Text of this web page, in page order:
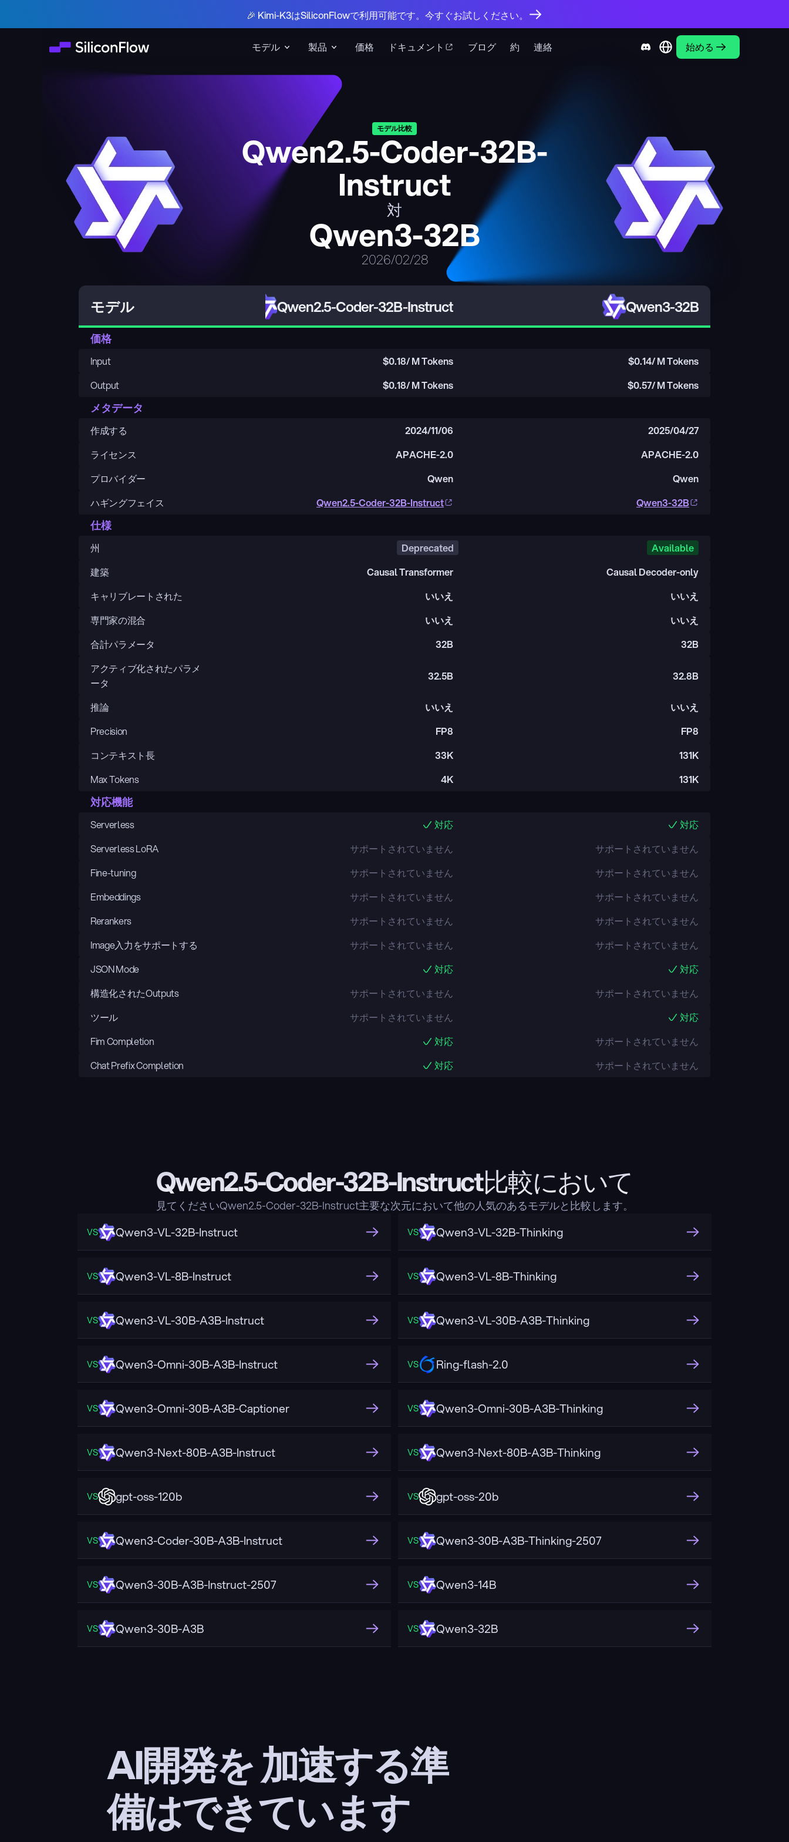
モデル 製品 価格 ドキュメント ブログ 約 連絡 始める
🎉 Kimi-K3はSiliconFlowで利用可能です。今すぐお試しください。
モデル比較
Qwen2.5-Coder-32B-
Instruct
対
Qwen3-32B
2026/02/28
モデル Qwen2.5-Coder-32B-Instruct Qwen3-32B
価格
Input $0.18/ M Tokens $0.14/ M Tokens
Output
$0.18/ M Tokens $0.57/ M Tokens
メタデータ
作成する 2024/11/06
2025/04/27
ライセンス
APACHE-2.0
APACHE-2.0
プロバイダー
Qwen
Qwen
ハギングフェイス
Qwen2.5-Coder-32B-Instruct Qwen3-32B
仕様
州 Deprecated
Available
建築
Causal Transformer
Causal Decoder-only
キャリブレートされた
いいえ
いいえ
専門家の混合
いいえ
いいえ
合計パラメータ
32B
32B
アクティブ化されたパラメ
ータ
32.5B 32.8B
推論 いいえ
いいえ
Precision
FP8
FP8
コンテキスト長
33K
131K
Max Tokens
4K 131K
対応機能
Serverless 対応
対応
Serverless LoRA
サポートされていません
サポートされていません
Fine-tuning
サポートされていません
サポートされていません
Embeddings
サポートされていません
サポートされていません
Rerankers
サポートされていません
サポートされていません
Image入力をサポートする
サポートされていません
サポートされていません
JSON Mode
対応
対応
構造化されたOutputs
サポートされていません
サポートされていません
ツール
サポートされていません
対応
Fim Completion
対応
サポートされていません
Chat Prefix Completion
対応 サポートされていません
Qwen2.5-Coder-32B-Instruct比較において
見てくださいQwen2.5-Coder-32B-Instruct主要な次元において他の人気のあるモデルと比較します。
VS Qwen3-VL-32B-Instruct VS Qwen3-VL-32B-Thinking
VS Qwen3-VL-8B-Instruct VS Qwen3-VL-8B-Thinking
VS Qwen3-VL-30B-A3B-Instruct VS Qwen3-VL-30B-A3B-Thinking
VS Qwen3-Omni-30B-A3B-Instruct VS Ring-flash-2.0
VS Qwen3-Omni-30B-A3B-Captioner VS Qwen3-Omni-30B-A3B-Thinking
VS Qwen3-Next-80B-A3B-Instruct VS Qwen3-Next-80B-A3B-Thinking
VS gpt-oss-120b VS gpt-oss-20b
VS Qwen3-Coder-30B-A3B-Instruct VS Qwen3-30B-A3B-Thinking-2507
VS Qwen3-30B-A3B-Instruct-2507 VS Qwen3-14B
VS Qwen3-30B-A3B VS Qwen3-32B
AI開発を 加速する準
備はできています